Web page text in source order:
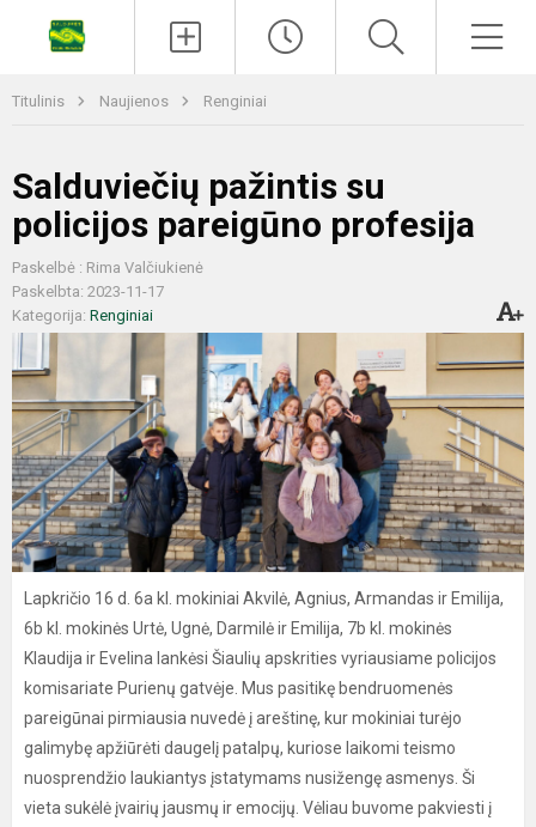
Titulinis Naujienos Renginiai
Salduviečių pažintis su
policijos pareigūno profesija
Paskelbė : Rima Valčiukienė
Paskelbta: 2023-11-17
Kategorija: Renginiai
Lapkričio 16 d. 6a kl. mokiniai Akvilė, Agnius, Armandas ir Emilija,
6b kl. mokinės Urtė, Ugnė, Darmilė ir Emilija, 7b kl. mokinės
Klaudija ir Evelina lankėsi Šiaulių apskrities vyriausiame policijos
komisariate Purienų gatvėje. Mus pasitikę bendruomenės
pareigūnai pirmiausia nuvedė į areštinę, kur mokiniai turėjo
galimybę apžiūrėti daugelį patalpų, kuriose laikomi teismo
nuosprendžio laukiantys įstatymams nusižengę asmenys. Ši
vieta sukėlė įvairių jausmų ir emocijų. Vėliau buvome pakviesti į